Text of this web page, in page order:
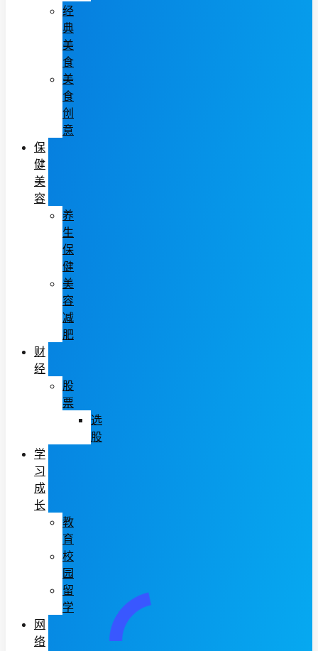
经
典
美
食
美
食
创
意
保
健
美
容
养
生
保
健
美
容
减
肥
财
经
股
票
选
股
学
习
成
长
教
育
校
园
留
学
网
络